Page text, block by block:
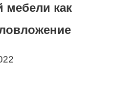
мебели как